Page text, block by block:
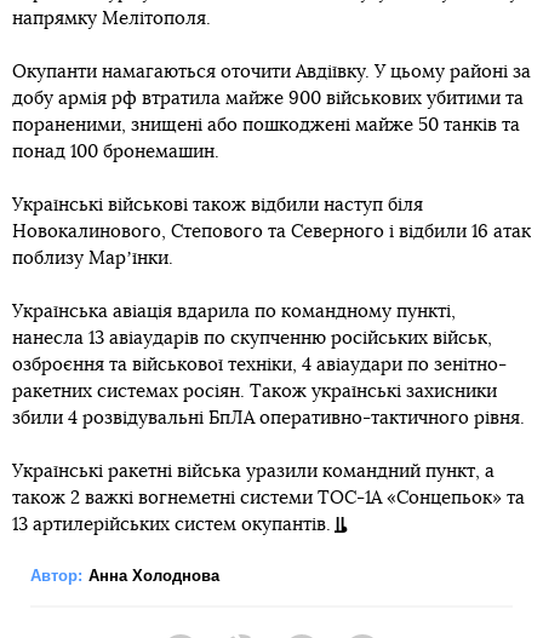
напрямку Мелітополя.
Окупанти намагаються оточити Авдіївку. У цьому районі за
добу армія рф втратила майже 900 військових убитими та
пораненими, знищені або пошкоджені майже 50 танків та
понад 100 бронемашин.
Українські військові також відбили наступ біля
Новокалинового, Степового та Северного і відбили 16 атак
поблизу Марʼїнки.
Українська авіація вдарила по командному пункті,
нанесла 13 авіаударів по скупченню російських військ,
озброєння та військової техніки, 4 авіаудари по зенітно-
ракетних системах росіян. Також українські захисники
збили 4 розвідувальні БпЛА оперативно-тактичного рівня.
Українські ракетні війська уразили командний пункт, а
також 2 важкі вогнеметні системи ТОС-1А «Сонцепьок» та
13 артилерійських систем окупантів.
Автор: Анна Холоднова